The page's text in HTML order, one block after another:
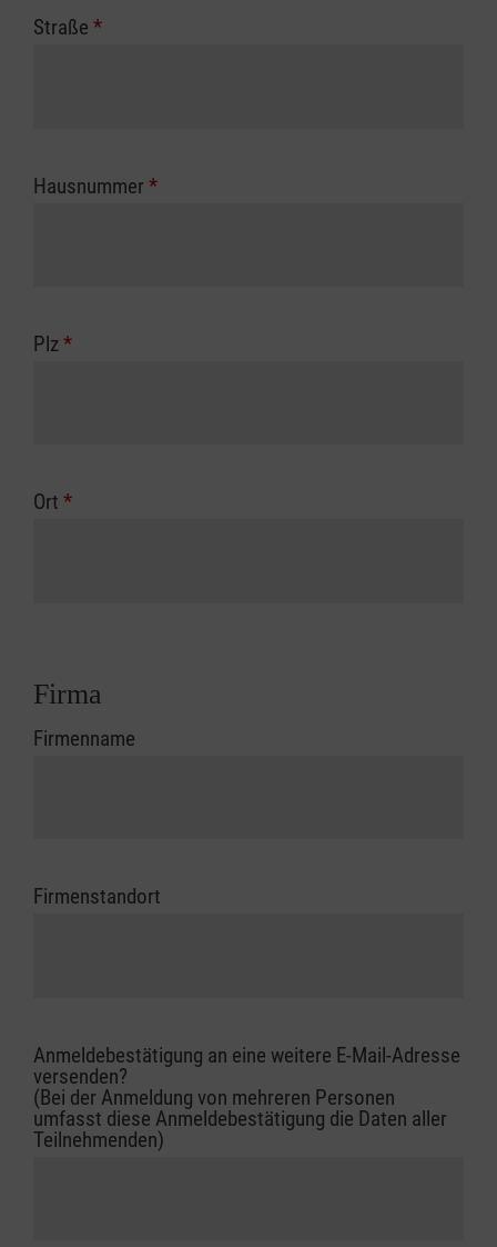
Straße *
Hausnummer *
Plz*
Ort *
Firma
Firmenname
Firmenstandort
Anmeldebestätigung an eine weitere E-Mail-Adresse
versenden?
(Bei der Anmeldung von mehreren Personen
umfasst diese Anmeldebestätigung die Daten aller
Teilnehmenden)